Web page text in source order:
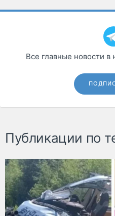
Все главные новости в
Публикации по